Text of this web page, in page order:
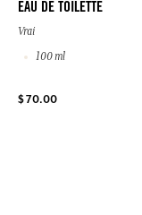
EAU DE TOILETTE
Vrai
100 ml
$ 70.00